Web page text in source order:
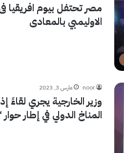
مصر تحتفل بيوم افريقيا
الاوليمبي بالمعادى
noor مارس 3, 2023
وزير الخارجية يجري لقاءً
المناخ الدولي في إطار حوار